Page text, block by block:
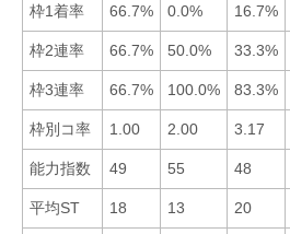
枠1着率 66.7% 0.0% 16.7%
枠2連率 66.7% 50.0% 33.3%
枠3連率 66.7% 100.0% 83.3%
枠別コ率 1.00 2.00 3.17
能力指数 49 55 48
平均ST 18 13 20